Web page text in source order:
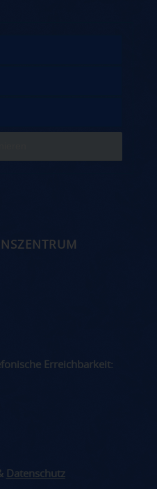
Erreichbarkeit:
Datenschutz